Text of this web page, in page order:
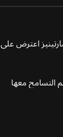
اعترض
التسامح معها